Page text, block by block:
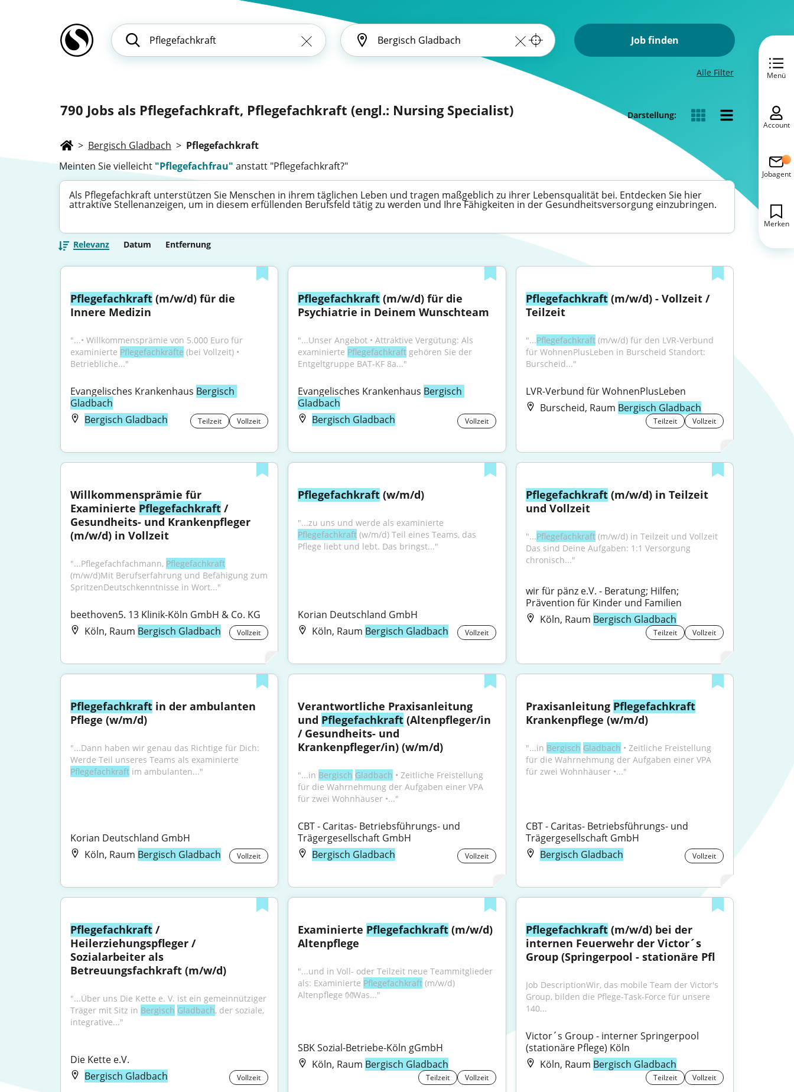
Job finden
Alle Filter
790 Jobs als Pflegefachkraft, Pflegefachkraft (engl.: Nursing Specialist) Darstellung:
> Bergisch Gladbach > Pflegefachkraft
Meinten Sie vielleicht "Pflegefachfrau" anstatt "Pflegefachkraft?"
Als Pflegefachkraft unterstützen Sie Menschen in ihrem täglichen Leben und tragen maßgeblich zu ihrer Lebensqualität bei. Entdecken Sie hier
attraktive Stellenanzeigen, um in diesem erfüllenden Berufsfeld tätig zu werden und Ihre Fähigkeiten in der Gesundheitsversorgung einzubringen.
Relevanz Datum Entfernung
Pflegefachkraft (m/w/d) für die
Innere Medizin
"...• Willkommensprämie von 5.000 Euro für
examinierte Pflegefachkräfte (bei Vollzeit) •
Betriebliche..."
Evangelisches Krankenhaus Bergisch
Gladbach
Bergisch Gladbach
Teilzeit Vollzeit
Pflegefachkraft (m/w/d) für die
Psychiatrie in Deinem Wunschteam
"...Unser Angebot • Attraktive Vergütung: Als
examinierte Pflegefachkraft gehören Sie der
Entgeltgruppe BAT-KF 8a..."
Evangelisches Krankenhaus Bergisch
Gladbach
Bergisch Gladbach
Vollzeit
Pflegefachkraft (m/w/d) - Vollzeit /
Teilzeit
"...Pflegefachkraft (m/w/d) für den LVR-Verbund
für WohnenPlusLeben in Burscheid Standort:
Burscheid..."
LVR-Verbund für WohnenPlusLeben
Burscheid, Raum Bergisch Gladbach
Teilzeit Vollzeit
Willkommensprämie für
Examinierte Pflegefachkraft /
Gesundheits- und Krankenpfleger
(m/w/d) in Vollzeit
"...Pflegefachfachmann, Pflegefachkraft
(m/w/d)Mit Berufserfahrung und Befähigung zum
SpritzenDeutschkenntnisse in Wort..."
beethoven5. 13 Klinik-Köln GmbH & Co. KG
Köln, Raum Bergisch Gladbach Vollzeit
Pflegefachkraft (w/m/d)
Pflegefachkraft (w/m/d) Teil eines Teams, das
Pflege liebt und lebt. Das bringst..."
Korian Deutschland GmbH
Köln, Raum Bergisch Gladbach Vollzeit
Pflegefachkraft (m/w/d) in Teilzeit
und Vollzeit
"...Pflegefachkraft (m/w/d) in Teilzeit und Vollzeit
Das sind Deine Aufgaben: 1:1 Versorgung
chronisch..."
wir für pänz e.V. - Beratung; Hilfen;
Prävention für Kinder und Familien
Köln, Raum Bergisch Gladbach
Teilzeit Vollzeit
Pflegefachkraft in der ambulanten
Pflege (w/m/d)
"...Dann haben wir genau das Richtige für Dich:
Pflegefachkraft im ambulanten..."
Korian Deutschland GmbH
Köln, Raum Bergisch Gladbach Vollzeit
Verantwortliche Praxisanleitung
und Pflegefachkraft (Altenpfleger/in
/ Gesundheits- und
Krankenpfleger/in) (w/m/d)
"...in Bergisch Gladbach • Zeitliche Freistellung
für die Wahrnehmung der Aufgaben einer VPA
für zwei Wohnhäuser •..."
CBT - Caritas- Betriebsführungs- und
Trägergesellschaft GmbH
Bergisch Gladbach
Vollzeit
Praxisanleitung Pflegefachkraft
Krankenpflege (w/m/d)
"...in Bergisch Gladbach • Zeitliche Freistellung
für die Wahrnehmung der Aufgaben einer VPA
für zwei Wohnhäuser •..."
CBT - Caritas- Betriebsführungs- und
Trägergesellschaft GmbH
Bergisch Gladbach
Vollzeit
Pflegefachkraft /
Heilerziehungspfleger /
Sozialarbeiter als
Betreuungsfachkraft (m/w/d)
"...Über uns Die Kette e. V. ist ein gemeinnütziger
Träger mit Sitz in Bergisch Gladbach, der soziale,
integrative..."
Die Kette e.V.
Bergisch Gladbach
Vollzeit
Examinierte Pflegefachkraft (m/w/d)
Altenpflege
"...und in Voll- oder Teilzeit neue Teammitglieder
als: Examinierte Pflegefachkraft (m/w/d)
Altenpflege 👐Was..."
SBK Sozial-Betriebe-Köln gGmbH
Köln, Raum Bergisch Gladbach
Teilzeit Vollzeit
Pflegefachkraft (m/w/d) bei der
internen Feuerwehr der Victor´s
Group (Springerpool - stationäre Pfl
Job DescriptionWir, das mobile Team der Victor's
Group, bilden die Pflege-Task-Force für unsere
140...
Victor´s Group - interner Springerpool
(stationäre Pflege) Köln
Köln, Raum Bergisch Gladbach
Teilzeit Vollzeit
Menü
Account
Jobagent
Merken